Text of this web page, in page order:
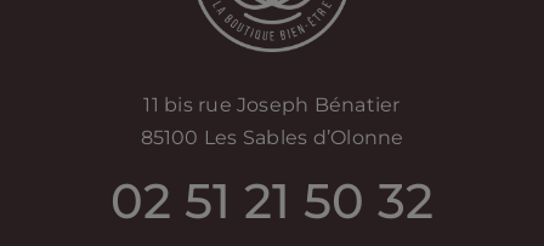
11 bis rue Joseph Bénatier
85100 Les Sables d’Olonne
02 51 21 50 32